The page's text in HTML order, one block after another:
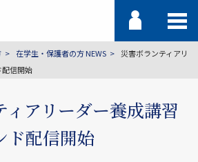
在学生・保護者の方 NEWS
災害ボランティアリ
信開始
ィアリーダー養成講習
ド配信開始